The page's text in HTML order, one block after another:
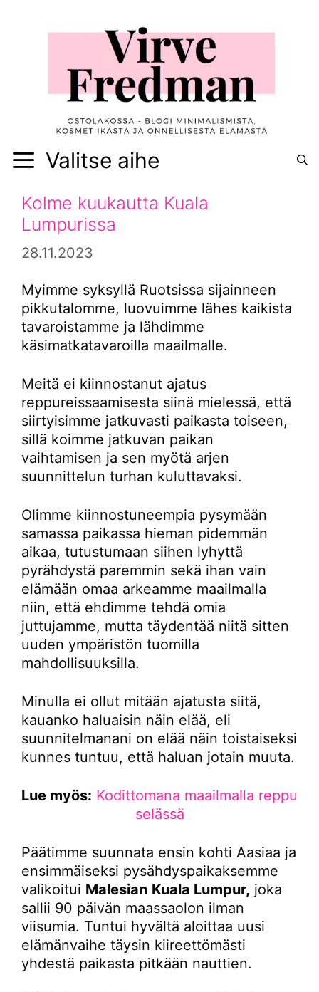
Valitse aihe
Kolme kuukautta Kuala
Lumpurissa
28.11.2023
Myimme syksyllä Ruotsissa sijainneen
pikkutalomme, luovuimme lähes kaikista
tavaroistamme ja lähdimme
käsimatkatavaroilla maailmalle.
Meitä ei kiinnostanut ajatus
reppureissaamisesta siinä mielessä, että
siirtyisimme jatkuvasti paikasta toiseen,
sillä koimme jatkuvan paikan
vaihtamisen ja sen myötä arjen
suunnittelun turhan kuluttavaksi.
Olimme kiinnostuneempia pysymään
samassa paikassa hieman pidemmän
aikaa, tutustumaan siihen lyhyttä
pyrähdystä paremmin sekä ihan vain
elämään omaa arkeamme maailmalla
niin, että ehdimme tehdä omia
juttujamme, mutta täydentää niitä sitten
uuden ympäristön tuomilla
mahdollisuuksilla.
Minulla ei ollut mitään ajatusta siitä,
kauanko haluaisin näin elää, eli
suunnitelmanani on elää näin toistaiseksi
kunnes tuntuu, että haluan jotain muuta.
Lue myös: Kodittomana maailmalla reppu
selässä
Päätimme suunnata ensin kohti Aasiaa ja
ensimmäiseksi pysähdyspaikaksemme
valikoitui Malesian Kuala Lumpur, joka
sallii 90 päivän maassaolon ilman
viisumia. Tuntui hyvältä aloittaa uusi
elämänvaihe täysin kiireettömästi
yhdestä paikasta pitkään nauttien.